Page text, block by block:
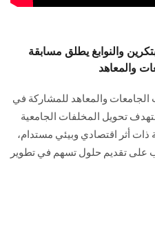
والنوابغ يطلق مسابقة
والمعاهد
والمعاهد للمشاركة في
تحويل المخلفات الجامعية
أثر اقتصادي وبيئي مستدام،
على تقديم حلول تسهم في تطوير